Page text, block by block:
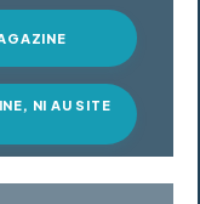
NI AU SITE